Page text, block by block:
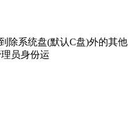
除系统盘(默认C盘)外的其他
员身份运